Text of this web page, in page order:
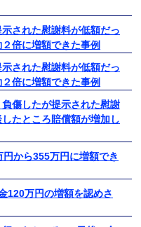
された慰謝料が低額だっ
倍に増額できた事例
された慰謝料が低額だっ
倍に増額できた事例
傷したが提示された慰謝
たところ賠償額が増加し
から355万円に増額でき
120万円の増額を認めさ